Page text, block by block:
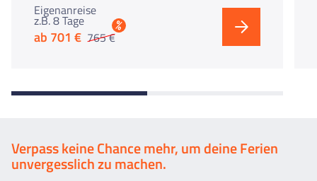
Eigenanreise
z.B. 8 Tage
ab 701 € 765 €
%
Verpass keine Chance mehr, um deine Ferien
unvergesslich zu machen.